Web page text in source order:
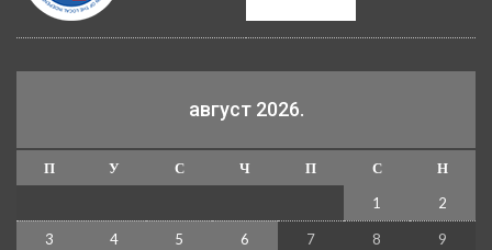
август 2026.
П У С Ч П С
Н
1
2
3 4 5 6 7 8 9